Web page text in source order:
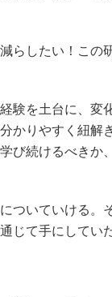
らしたい！この
験を土台に、変
かりやすく紐解
び続けるべきか
ついていける。
じて手にしてい